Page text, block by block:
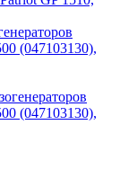
(047103130),